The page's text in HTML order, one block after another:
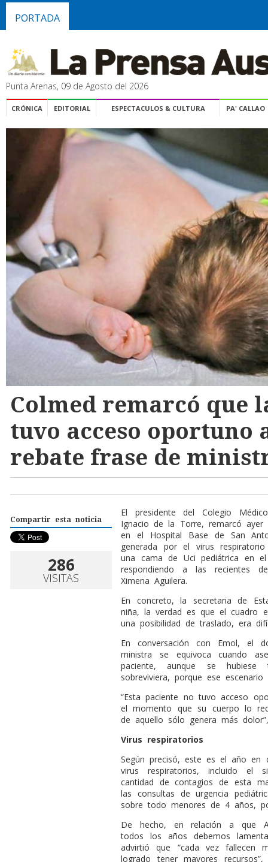
PORTADA
Punta Arenas, 09 de Agosto del 2026
CRÓNICA EDITORIAL ESPECTACULOS & CULTURA PA' CALLAO
Colmed remarcó que
tuvo acceso oportuno
rebate frase de
Compartir esta noticia
286
VISITAS
El presidente del Colegio
Ignacio de la Torre, remarcó
en el Hospital Base de San
generada por el virus
una cama de Uci pediátrica en
respondiendo a las recientes
Ximena Aguilera.
En concreto, la secretaria de
niña, la verdad es que el cuadro
una posibilidad de traslado, era
En conversación con Emol, el
ministra se equivoca cuando
paciente, aunque se hubiese
sobreviviera, porque ese
“Esta paciente no tuvo acceso
el momento que su cuerpo lo
de aquello sólo genera más
Virus respiratorios
Según precisó, este es el año en
virus respiratorios, incluido el
cantidad de contagios de esta
las consultas de urgencia
sobre todo menores de 4 años,
De hecho, en relación a que
todos los años debemos
advirtió que “cada vez fallecen
logrado tener mayores